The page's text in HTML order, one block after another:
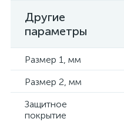
Другие
параметры
Размер 1, мм
Размер 2, мм
Защитное
покрытие